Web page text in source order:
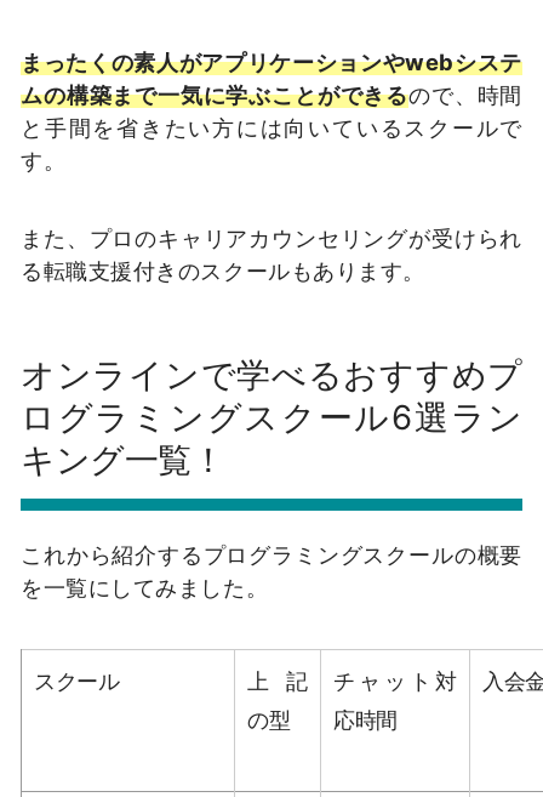
まったくの素人がアプリケーションやwebシステ
ムの構築まで一気に学ぶことができるので、時間
と手間を省きたい方には向いているスクールで
す。
また、プロのキャリアカウンセリングが受けられ
る転職支援付きのスクールもあります。
オンラインで学べるおすすめプ
ログラミングスクール6選ラン
キング一覧！
これから紹介するプログラミングスクールの概要
を一覧にしてみました。
スクール
上記
の型
チャット対
応時間
入会